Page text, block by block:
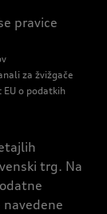
pravice
za žvižgače
EU o podatkih
trg. Na
navedene